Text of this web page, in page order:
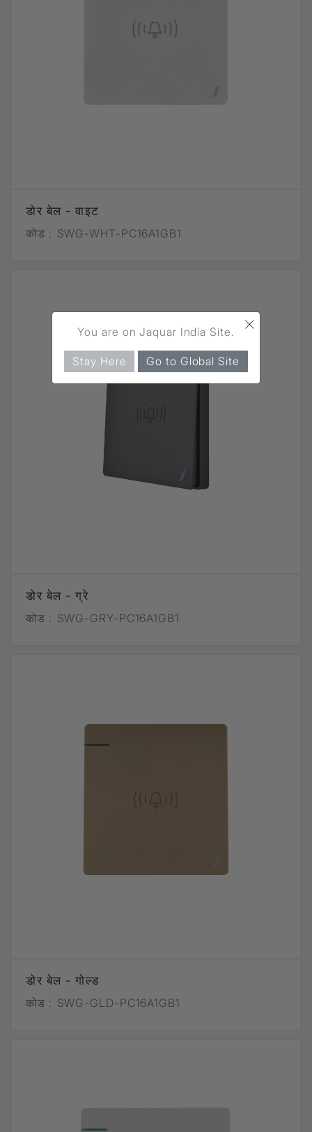
डोर बेल - वाइट
कोड : SWG-WHT-PC16A1GB1
डोर बेल - ग्रे
कोड : SWG-GRY-PC16A1GB1
डोर बेल - गोल्ड
कोड : SWG-GLD-PC16A1GB1
×
You are on Jaquar India Site.
Stay Here Go to Global Site